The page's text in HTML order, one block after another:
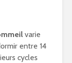
varie
entre 14
cycles